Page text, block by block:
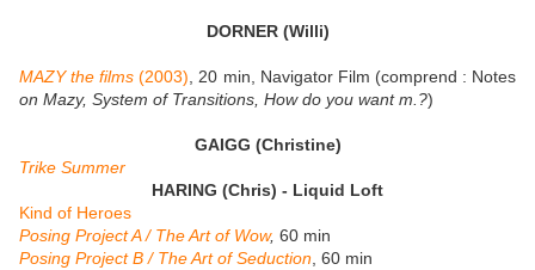
DORNER (Willi)
MAZY the films (2003) , 20 min, Navigator Film (comprend : Notes
on Mazy, System of Transitions, How do you want m.?)
GAIGG (Christine)
Trike Summer
HARING (Chris) - Liquid Loft
Kind of Heroes
Posing Project A / The Art of Wow, 60 min
Posing Project B / The Art of Seduction , 60 min